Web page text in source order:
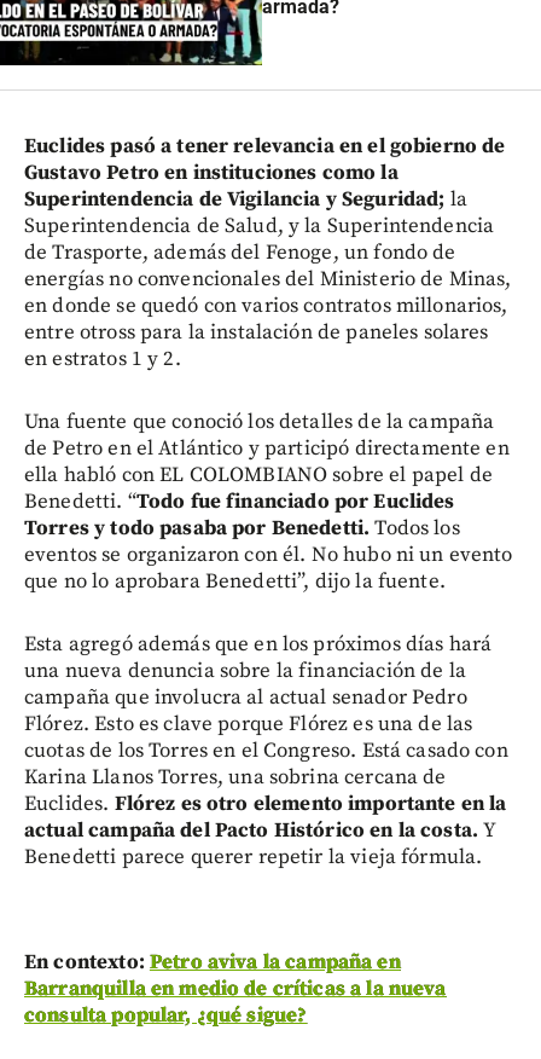
armada?
Euclides pasó a tener relevancia en el gobierno de
Gustavo Petro en instituciones como la
Superintendencia de Vigilancia y Seguridad; la
Superintendencia de Salud, y la Superintendencia
de Trasporte, además del Fenoge, un fondo de
energías no convencionales del Ministerio de Minas,
en donde se quedó con varios contratos millonarios,
entre otross para la instalación de paneles solares
en estratos 1 y 2.
Una fuente que conoció los detalles de la campaña
de Petro en el Atlántico y participó directamente en
ella habló con EL COLOMBIANO sobre el papel de
Benedetti. “Todo fue financiado por Euclides
Torres y todo pasaba por Benedetti. Todos los
eventos se organizaron con él. No hubo ni un evento
que no lo aprobara Benedetti”, dijo la fuente.
Esta agregó además que en los próximos días hará
una nueva denuncia sobre la financiación de la
campaña que involucra al actual senador Pedro
Flórez. Esto es clave porque Flórez es una de las
cuotas de los Torres en el Congreso. Está casado con
Karina Llanos Torres, una sobrina cercana de
Euclides. Flórez es otro elemento importante en la
actual campaña del Pacto Histórico en la costa.Y
Benedetti parece querer repetir la vieja fórmula.
En contexto: Petro aviva la campaña en
Barranquilla en medio de críticas a la nueva
consulta popular, ¿qué sigue?